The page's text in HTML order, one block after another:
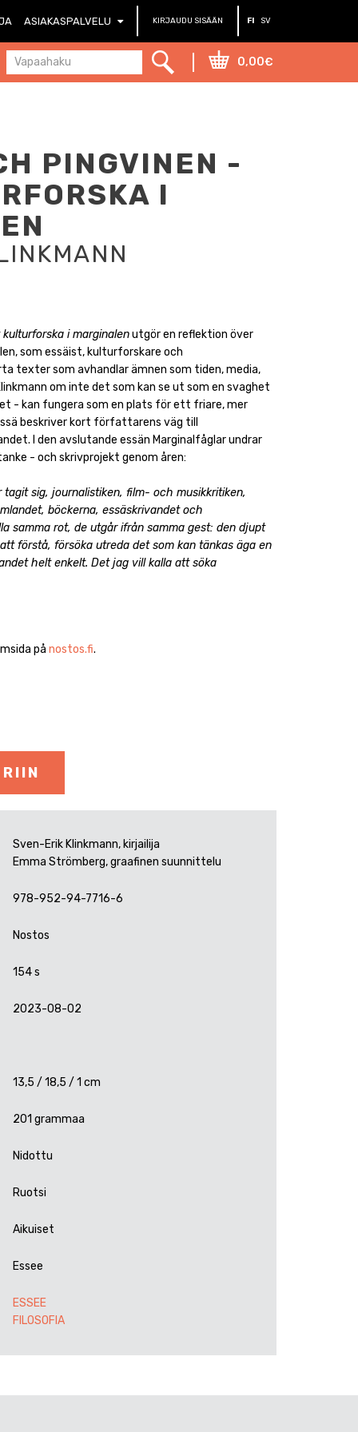
ASIAKASPALVELU KIRJAUDU SISÄÄN FI SV
0,00€
PINGVINEN -
I
i marginalenutgör en reflektion över
som essäist, kulturforskare och
texter som avhandlar ämnen som tiden, media,
om inte det som kan se ut som en svaghet
- kan fungera som en plats för ett friare, mer
beskriver kort författarens väg till
I den avslutande essän Marginalfåglar undrar
- och skrivprojekt genom åren:
sig, journalistiken, film- och musikkritiken,
böckerna, essäskrivandet och
samma rot, de utgår ifrån samma gest: den djupt
förstå, försöka utreda det som kan tänkas äga en
helt enkelt. Det jag vill kalla att söka
på nostos.fi.
Sven-Erik Klinkmann, kirjailija
Emma Strömberg, graafinen suunnittelu
978-952-94-7716-6
Nostos
154 s
2023-08-02
13,5 / 18,5 / 1 cm
201 grammaa
Nidottu
Ruotsi
Aikuiset
Essee
ESSEE
FILOSOFIA